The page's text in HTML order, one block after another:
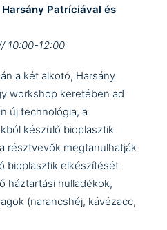
Patríciával és
10:00-12:00
a két alkotó, Harsány
workshop keretében ad
új technológia, a
készülő bioplasztik
résztvevők megtanulhatják
bioplasztik elkészítését
háztartási hulladékok,
(narancshéj, kávézacc,